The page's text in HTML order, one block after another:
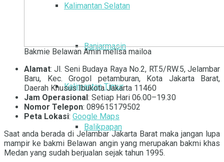
Kalimantan Selatan
Banjarmasin
Kalimantan Timur
Balikpapan
Bakmie Belawan Amin melisa mailoa
Alamat: Jl. Seni Budaya Raya No.2, RT.5/RW.5, Jelambar
Baru, Kec. Grogol petamburan, Kota Jakarta Barat,
Daerah Khusus Ibukota Jakarta 11460
Jam Operasional : Setiap Hari 06.00–19.30
Nomor Telepon: 089615179502
Peta Lokasi: Google Maps
Saat anda berada di Jelambar Jakarta Barat maka jangan lupa
mampir ke bakmi Belawan angin yang merupakan bakmi khas
Medan yang sudah berjualan sejak tahun 1995.